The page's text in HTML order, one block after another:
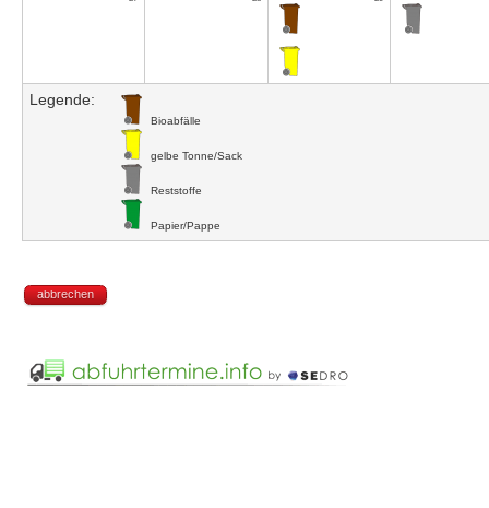
Legende:
Bioabfälle
gelbe Tonne/Sack
Reststoffe
Papier/Pappe
abbrechen